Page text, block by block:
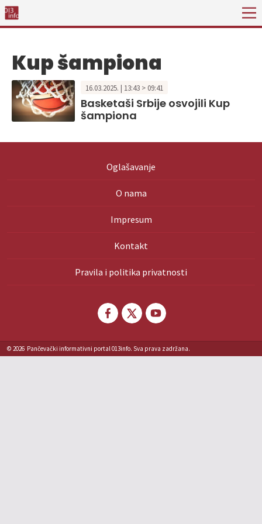
Kup šampiona
16.03.2025. | 13:43 > 09:41
Basketaši Srbije osvojili Kup
šampiona
Oglašavanje
O nama
Impresum
Kontakt
Pravila i politika privatnosti
© 2026 Pančevački informativni portal 013info. Sva prava zadržana.